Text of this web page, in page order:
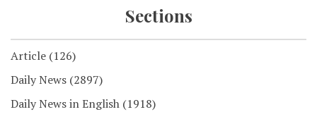
Sections
Article (126)
Daily News (2897)
Daily News in English (1918)